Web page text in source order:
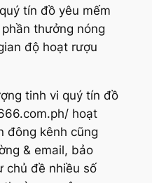
tín đồ yêu mếm
thưởng nóng
độ hoạt rượu
tinh vi quý tín đồ
hoạt
đông kênh cũng
& email, bảo
chủ đề nhiều số